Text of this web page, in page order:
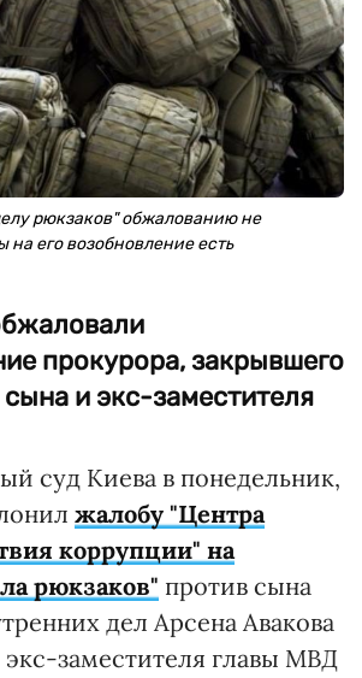
рюкзаков" обжалованию не
его возобновление есть
прокурора, закрывшего
и экс-заместителя
суд Киева в понедельник,
жалобу "Центра
коррупции" на
рюкзаков" против сына
дел Арсена Авакова
заместителя главы МВД